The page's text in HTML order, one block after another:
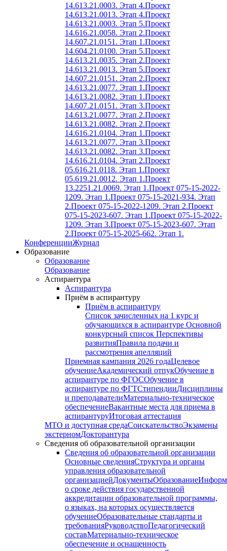
14.613.21.0003. Этап 4.Проект
14.613.21.0013. Этап 4.Проект
14.613.21.0003. Этап 5.Проект
14.616.21.0058. Этап 2.Проект
14.607.21.0151. Этап 1.Проект
14.604.21.0100. Этап 5.Проект
14.613.21.0035. Этап 2.Проект
14.613.21.0013. Этап 5.Проект
14.607.21.0151. Этап 2.Проект
14.613.21.0077. Этап 1.Проект
14.613.21.0082. Этап 1.Проект
14.607.21.0151. Этап 3.Проект
14.613.21.0077. Этап 2.Проект
14.613.21.0082. Этап 2.Проект
14.616.21.0104. Этап 1.Проект
14.613.21.0077. Этап 3.Проект
14.613.21.0082. Этап 3.Проект
14.616.21.0104. Этап 2.Проект
05.616.21.0118. Этап 1.Проект
05.619.21.0012. Этап 1.Проект
13.2251.21.0069. Этап 1.Проект 075-15-2022-
1209. Этап 1.Проект 075-15-2021-934. Этап
2.Проект 075-15-2022-1209. Этап 2.Проект
075-15-2023-607. Этап 1.Проект 075-15-2022-
1209. Этап 3.Проект 075-15-2023-607. Этап
2.Проект 075-15-2025-662. Этап 1.
КонференцииЖурнал
Образование
Образование
Образование
Аспирантура
Аспирантура
Приём в аспирантуру
Приём в аспирантуру
Список зачисленных на 1 курс и
обучающихся в аспирантуре Основной
конкурсный список Перспективы
развитияПравила подачи и
рассмотрения апелляций
Приемная кампания 2026 годаЦелевое
обучениеАкадемический отпукОбучение в
аспирантуре по ФГОСОбучение в
аспирантуре по ФГТСтипендииДисциплины
и преподавателиМатериально-техническое
обеспечениеВакантные места для приема в
аспирантуруИтоговая аттестация
МТО и доступная средаСоискательствоЭкзамены
экстерномДокторантура
Сведения об образовательной организации
Сведения об образовательной организации
Основные сведенияСтруктура и органы
управления образовательной
организациейДокументыОбразование
о сроке действия государственной
аккредитации образовательной программы,
о языках, на которых осуществляется
обучениеОбразовательные стандарты и
требованияРуководствоПедагогический
составМатериально-техническое
обеспечение и оснащенность